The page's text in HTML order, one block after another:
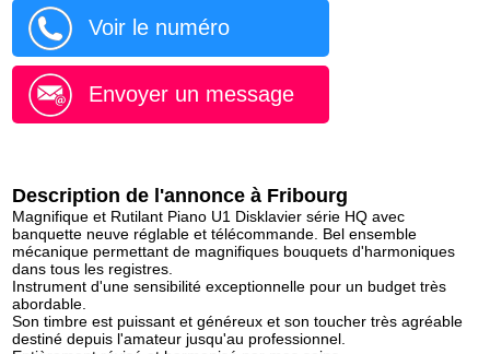
Voir le numéro
Envoyer un message
Description de l'annonce à Fribourg
Magnifique et Rutilant Piano U1 Disklavier série HQ avec
banquette neuve réglable et télécommande. Bel ensemble
mécanique permettant de magnifiques bouquets d'harmoniques
dans tous les registres.
Instrument d'une sensibilité exceptionnelle pour un budget très
abordable.
Son timbre est puissant et généreux et son toucher très agréable
destiné depuis l'amateur jusqu'au professionnel.